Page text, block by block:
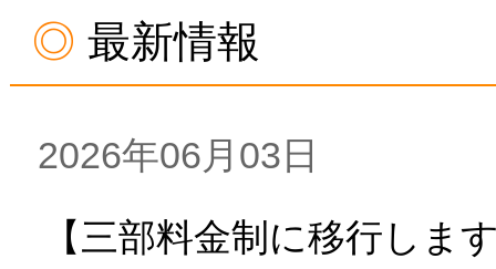
最新情報
2026年06月03日
【三部料金制に移行しま